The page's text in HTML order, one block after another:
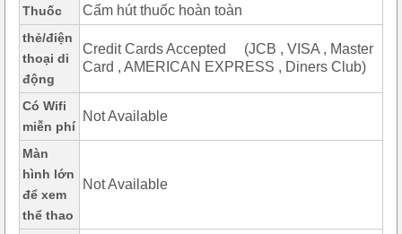
Thuốc Cấm hút thuốc hoàn toàn
thẻ/điện
thoại di
động
Credit Cards Accepted (JCB , VISA , Master
Card , AMERICAN EXPRESS , Diners Club)
Có Wifi
miễn phí
Not Available
Màn
hình lớn
để xem
thể thao
Not Available